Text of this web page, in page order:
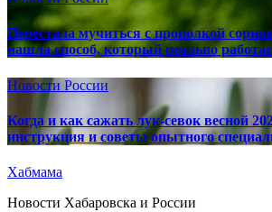
Перестала мучиться с прополкой
нашла способ, который реально
Новости России
Когда и как сажать лук-севок весной
инструкция и советы опытного
Хабмама
Новости Хабаровска и России